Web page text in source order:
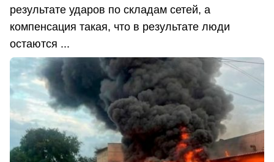
результате ударов по складам сетей, а
компенсация такая, что в результате люди
остаются ...